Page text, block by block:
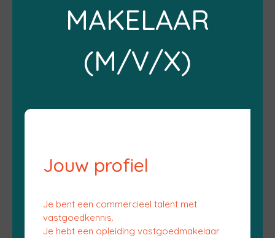
MAKELAAR
(M/V/X)
Jouw profiel
Je bent een commercieel talent met
vastgoedkennis.
Je hebt een opleiding vastgoedmakelaar